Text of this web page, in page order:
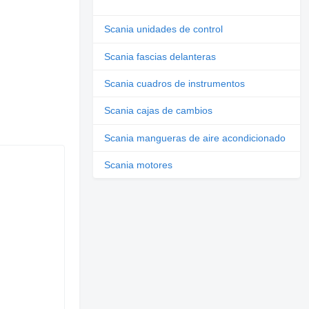
Scania unidades de control
Scania fascias delanteras
Scania cuadros de instrumentos
Scania cajas de cambios
Scania mangueras de aire acondicionado
Scania motores